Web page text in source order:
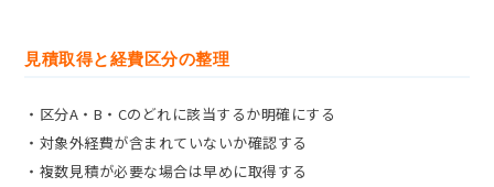
見積取得と経費区分の整理
・区分A・B・Cのどれに該当するか明確にする
・対象外経費が含まれていないか確認する
・複数見積が必要な場合は早めに取得する